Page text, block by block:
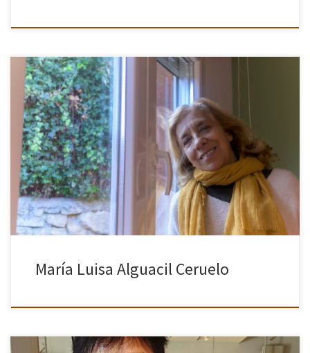
Siempre me gusto la fotografía. Me maravillaba la gente como mi
marido que cogía una máquina y de una manera autodidacta se
ponía a fotografiar y hacia maravillas. Como le […]
María Luisa Alguacil Ceruelo